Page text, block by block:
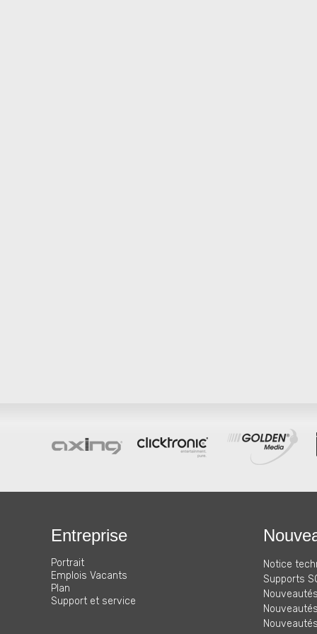
Entreprise
Portrait
Emplois Vacants
Plan
Support et service
Notice
Supports